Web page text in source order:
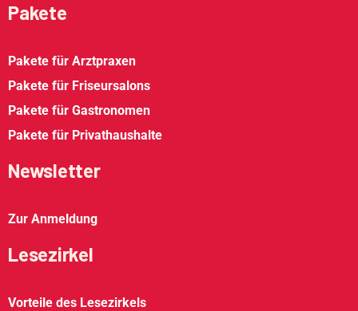
Pakete
Pakete für Arztpraxen
Pakete für Friseursalons
Pakete für Gastronomen
Pakete für Privathaushalte
Newsletter
Zur Anmeldung
Lesezirkel
Vorteile des Lesezirkels